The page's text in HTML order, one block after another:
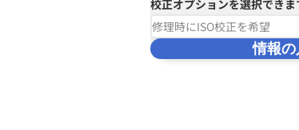
校正オプションを選択できま
修理時にISO校正を希望
情報